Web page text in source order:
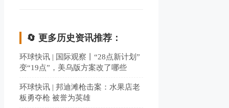
🔄 更多历史资讯推荐：
环球快讯 | 国际观察丨“28点新计划”
变“19点”，美乌版方案改了哪些
环球快讯 | 邦迪滩枪击案：水果店老
板勇夺枪 被誉为英雄